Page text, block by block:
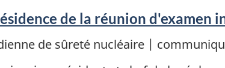
de la réunion
de sûreté nucléaire |